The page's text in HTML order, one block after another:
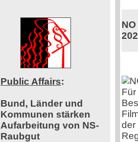
Public Affairs:
Bund, Länder und
Kommunen stärken
Aufarbeitung von NS-
Raubgut
der